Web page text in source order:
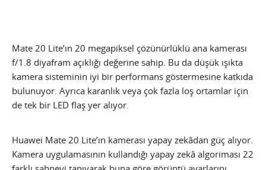
Mate 20 Lite’ın 20 megapiksel çözünürlüklü ana kamerası
f/1.8 diyafram açıklığı değerine sahip. Bu da düşük ışıkta
kamera sisteminin iyi bir performans göstermesine katkıda
bulunuyor. Ayrıca karanlık veya çok fazla loş ortamlar için
de tek bir LED flaş yer alıyor.
Huawei Mate 20 Lite’ın kamerası yapay zekâdan güç alıyor.
Kamera uygulamasının kullandığı yapay zekâ algoriması 22